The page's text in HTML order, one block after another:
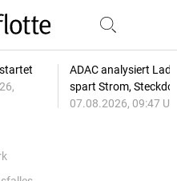
ADAC analysiert
spart Strom,
07.08.2026, 09:47